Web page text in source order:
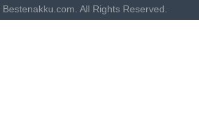
All Rights Reserved.